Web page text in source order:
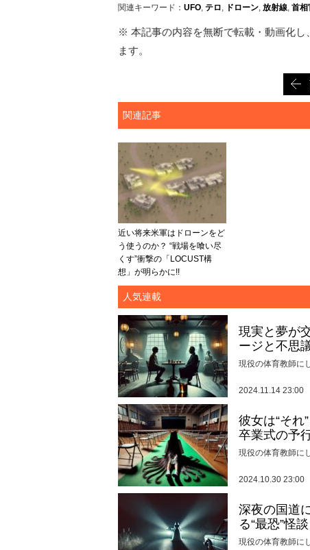
関連キーワード： UFO, テロ, ドローン, 放射線, 首相
※ 本記事の内容を無断で転載・動画化し
ます。
関連記事
近い将来米軍はドローンをど
う使うのか？ “戦場を喰い尽
くす”衝撃の「LOCUST構
想」が明らかに!!
人気連載
現実と夢が
ージと不思
現役の体育教師に
2024.11.14 23:00
彼女は“そ
卒業式の予
現役の体育教師に
2024.10.30 23:00
深夜の国道
る“最恐”怪談
現役の体育教師に